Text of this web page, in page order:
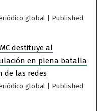
global
Published
destituye al
en plena batalla
de las redes
global
Published